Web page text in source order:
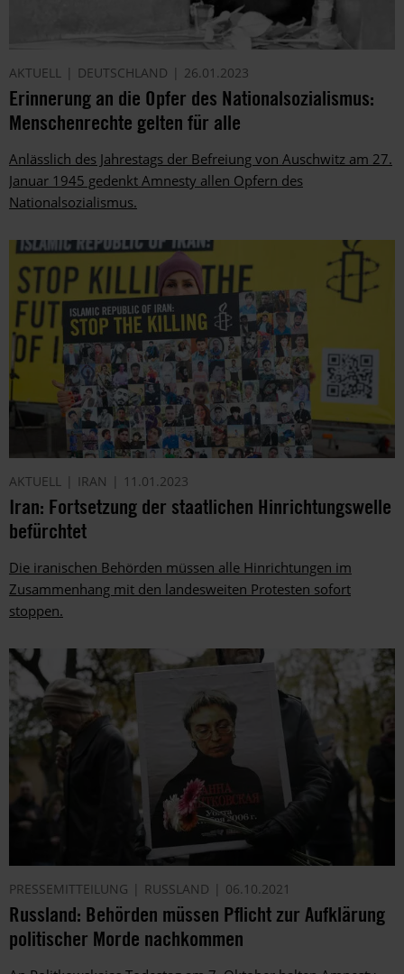
AKTUELL DEUTSCHLAND 26.01.2023
Erinnerung an die Opfer des Nationalsozialismus:
Menschenrechte gelten für alle
Anlässlich des Jahrestags der Befreiung von Auschwitz am 27.
Januar 1945 gedenkt Amnesty allen Opfern des
Nationalsozialismus.
AKTUELL IRAN 11.01.2023
Iran: Fortsetzung der staatlichen Hinrichtungswelle
befürchtet
Die iranischen Behörden müssen alle Hinrichtungen im
Zusammenhang mit den landesweiten Protesten sofort
stoppen.
PRESSEMITTEILUNG RUSSLAND 06.10.2021
Russland: Behörden müssen Pflicht zur Aufklärung
politischer Morde nachkommen